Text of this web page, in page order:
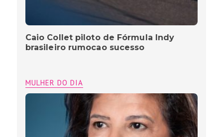
Caio Collet piloto de Fórmula Indy
brasileiro rumocao sucesso
MULHER DO DIA